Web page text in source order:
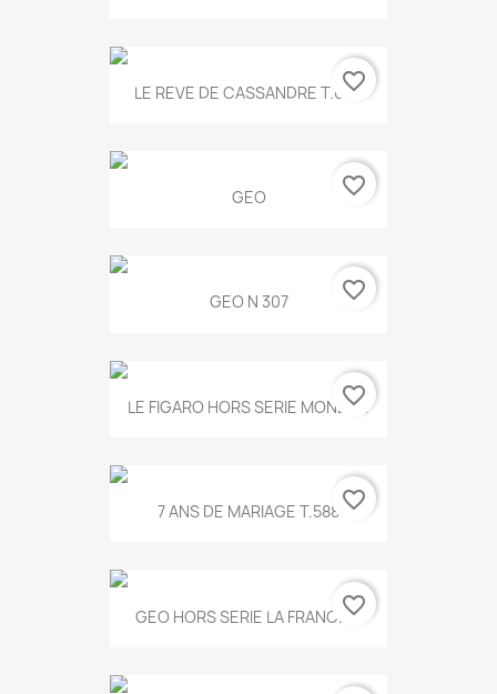
LE REVE DE CASSANDRE T.634
favorite_border
GEO favorite_border
GEO N 307 favorite_border
LE FIGARO HORS SERIE MONET...
favorite_border
7 ANS DE MARIAGE T.588 favorite_border
GEO HORS SERIE LA FRANCE...
favorite_border